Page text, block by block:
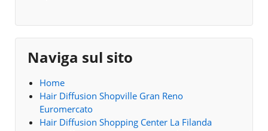
Naviga sul sito
Home
Hair Diffusion Shopville Gran Reno
Euromercato
Hair Diffusion Shopping Center La Filanda